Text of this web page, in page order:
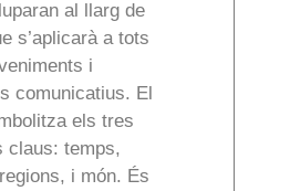
al llarg de
s’aplicarà a tots
i
comunicatius. El
els tres
claus: temps,
i món. És